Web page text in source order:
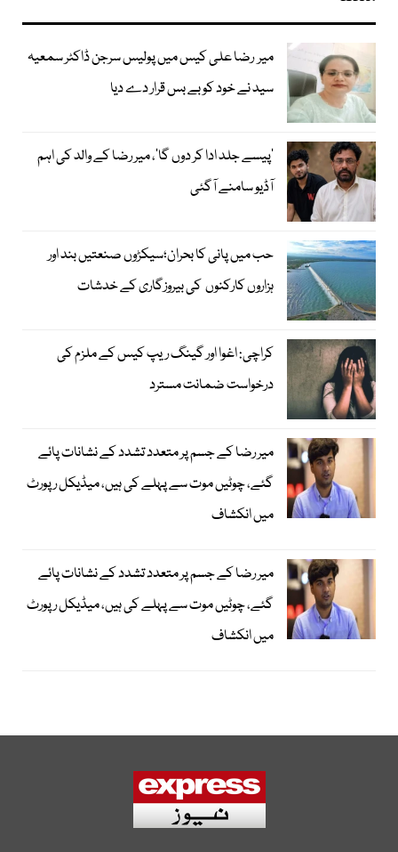
میر رضا علی کیس میں پولیس سرجن ڈاکٹر سمعیہ
سید نے خود کو بے بس قرار دے دیا
’پیسے جلد ادا کر دوں گا‘، میر رضا کے والد کی اہم
آڈیو سامنے آگئی
حب میں پانی کا بحران؛سیکڑوں صنعتیں بند اور
ہزاروں کارکنوں کی بیروزگاری کے خدشات
کراچی: اغوا اور گینگ ریپ کیس کے ملزم کی
درخواست ضمانت مسترد
میر رضا کے جسم پر متعدد تشدد کے نشانات پائے
گئے، چوٹیں موت سے پہلے کی ہیں، میڈیکل رپورٹ
میں انکشاف
میر رضا کے جسم پر متعدد تشدد کے نشانات پائے
گئے، چوٹیں موت سے پہلے کی ہیں، میڈیکل رپورٹ
میں انکشاف